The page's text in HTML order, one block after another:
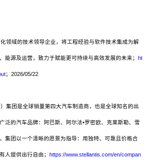
领域的技术领导企业，将工程经验与软件技术集成为解
能源及运营，致力于赋能更可持续与高效发展的未来； ht
；2026/05/22
集团是全球销量第四大汽车制造商，也是全球知名的出
泛的汽车品牌：阿巴斯、阿尔法•罗密欧、克莱斯勒、雪
集团以一个清晰的愿景为指导：用独特、可靠且价格合
人提供出行自由； https://www.stellantis.com/en/compan